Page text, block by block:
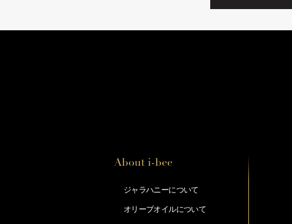
About i-bee
ジャラハニーについて
オリーブオイルについて